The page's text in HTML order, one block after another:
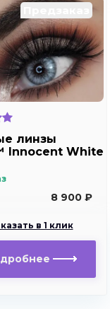
линзы
Innocent White
8 900 ₽
в 1 клик